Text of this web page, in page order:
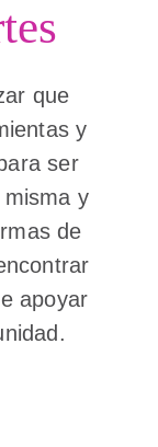
que
y
ser
y
de
apoyar